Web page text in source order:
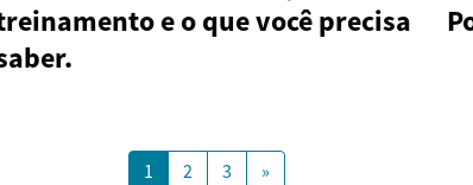
e o que você precisa
1 2 3 »